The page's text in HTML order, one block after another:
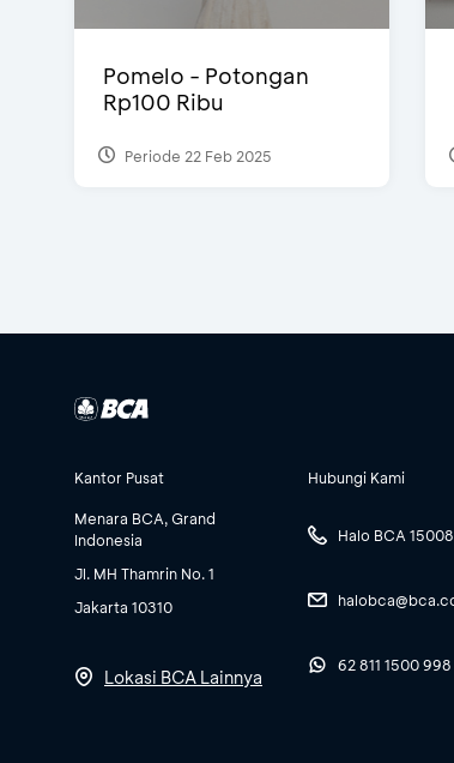
Pomelo - Potongan
Rp100 Ribu
Periode 22 Feb 2025
Kantor Pusat
Menara BCA, Grand
Indonesia
Jl. MH Thamrin No. 1
Jakarta 10310
Lokasi BCA Lainnya
Hubungi Kami
Halo BCA
62 811 1500 998